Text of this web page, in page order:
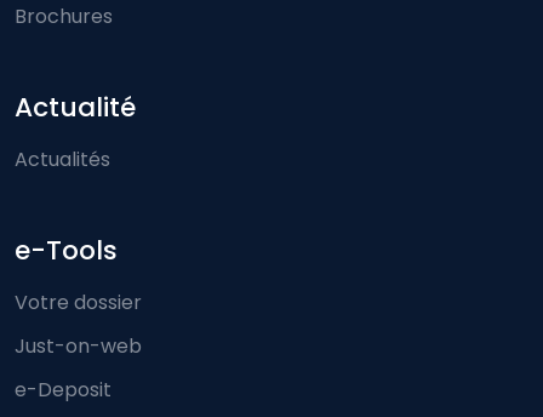
Brochures
Actualité
Actualités
e-Tools
Votre dossier
Just-on-web
e-Deposit